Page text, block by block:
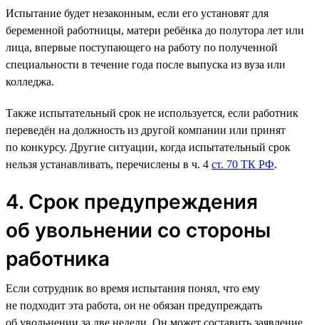
Испытание будет незаконным, если его установят для
беременной работницы, матери ребёнка до полутора лет или
лица, впервые поступающего на работу по полученной
специальности в течение года после выпуска из вуза или
колледжа.
Также испытательный срок не используется, если работник
переведён на должность из другой компании или принят
по конкурсу. Другие ситуации, когда испытательный срок
нельзя устанавливать, перечислены в ч. 4 ст. 70 ТК РФ.
4. Срок предупреждения
об увольнении со стороны
работника
Если сотрудник во время испытания понял, что ему
не подходит эта работа, он не обязан предупреждать
об увольнении за две недели. Он может составить заявление